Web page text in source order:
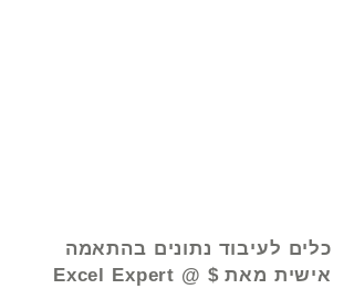
כלים לעיבוד נתונים בהתאמה
אישית מאת Excel Expert @ $